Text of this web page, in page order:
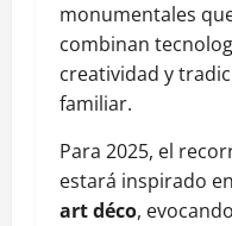
monumentales
combinan
creatividad y
familiar.
Para 2025, el
estará inspirado
art déco, evocando